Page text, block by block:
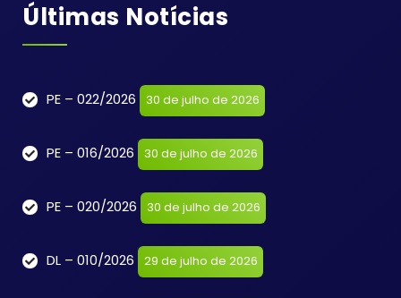
Últimas Notícias
PE – 022/2026 30 de julho de 2026
PE – 016/2026 30 de julho de 2026
PE – 020/2026 30 de julho de 2026
DL – 010/2026 29 de julho de 2026